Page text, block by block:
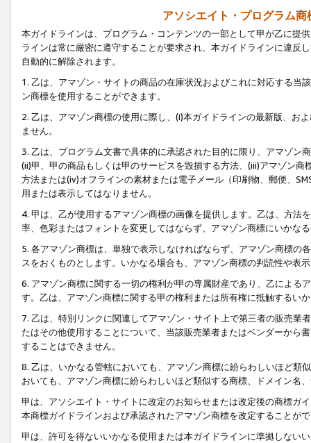
アソシエイト・プログラム
本ガイドラインは、プログラム・コンテンツの一部として甲が乙に提
ラインは常に厳密に遵守することが要求され、本ガイドラインに違反
自動的に解除されます。
1. 乙は、アマゾン・サイトの商品の在庫状況およびこれに対応する
ン商標を使用することができます。
2. 乙は、アマゾン商標の使用に際し、(i)本ガイドラインの最新版、お
ません。
3. 乙は、プログラム文書で具体的に承認された目的に限り、アマゾン
(ii)甲、甲の商品もしくは甲のサービスを毀損する方法、(iii)アマゾン
方法または(iv)オフラインの素材または電子メール（印刷物、郵便、
用または表示してはなりません。
4. 甲は、乙が使用するアマゾン商標の画像を提供します。乙は、方
率、色彩またはフォントを変更してはならず、アマゾン商標にいかな
5. 各アマゾン商標は、単独で表示しなければならず、アマゾン商標
スをおくものとします。いかなる場合も、アマゾン商標の判読性や表
6. アマゾン商標に関する一切の権利が甲の専属財産であり、乙による
す。乙は、アマゾン商標に関する甲の権利または所有権に抵触するい
7. 乙は、特別リンクに関連してアマゾン・サイト上で第三者の販売
たはその他使用することについて、当該販売業者またはベンダーから
することはできません。
8. 乙は、いかなる管轄においても、アマゾン商標に紛らわしいほど類
おいても、アマゾン商標に紛らわしいほど類似する商標、ドメイン名
甲は、アソシエイト・サイトに改定のお知らせまたは改定後の商標ガ
本商標ガイドラインおよび承認されたアマゾン商標を改定することが
甲は、許可を得ないいかなる使用または本ガイドラインに準拠しない